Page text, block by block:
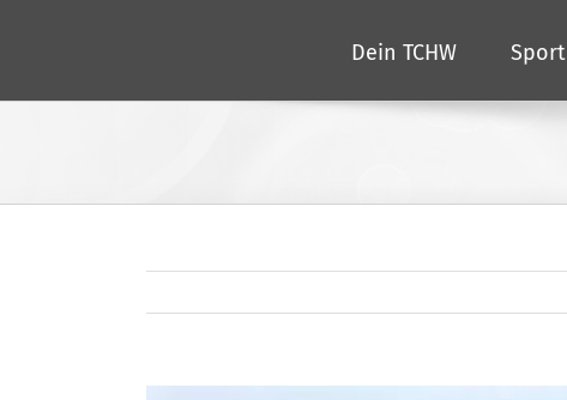
springen
Dein TCHW Sport